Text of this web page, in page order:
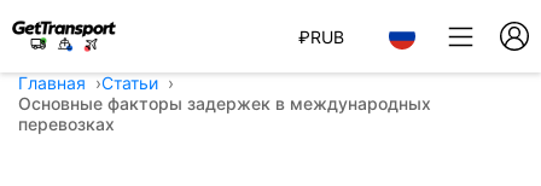
₽RUB
Главная
Статьи
Основные факторы задержек в международных
перевозках